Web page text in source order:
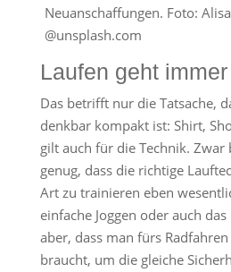
Neuanschaffungen. Foto:
@unsplash.com
Laufen geht immer
Das betrifft nur die Tatsache,
denkbar kompakt ist: Shirt,
gilt auch für die Technik.
genug, dass die richtige
Art zu trainieren eben
einfache Joggen oder auch
aber, dass man fürs
braucht, um die gleiche